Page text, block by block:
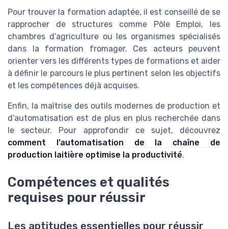
Pour trouver la formation adaptée, il est conseillé de se
rapprocher de structures comme Pôle Emploi, les
chambres d’agriculture ou les organismes spécialisés
dans la formation fromager. Ces acteurs peuvent
orienter vers les différents types de formations et aider
à définir le parcours le plus pertinent selon les objectifs
et les compétences déjà acquises.
Enfin, la maîtrise des outils modernes de production et
d’automatisation est de plus en plus recherchée dans
le secteur. Pour approfondir ce sujet, découvrez
comment l’automatisation de la chaîne de
production laitière optimise la productivité.
Compétences et qualités
requises pour réussir
Les aptitudes essentielles pour réussir